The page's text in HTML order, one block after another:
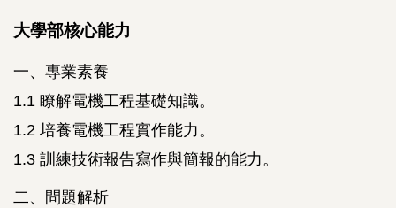
大學部核心能力
一、專業素養
1.1 瞭解電機工程基礎知識。
1.2 培養電機工程實作能力。
1.3 訓練技術報告寫作與簡報的能力。
二、問題解析